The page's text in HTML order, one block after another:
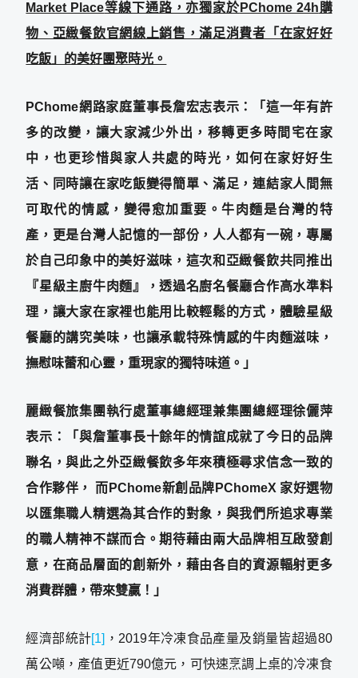
Market Place等線下通路，亦獨家於 PChome 24h購
物、亞緻餐飲官網線上銷售，滿足消費者「在家好好
吃飯」的美好團聚時光。
PChome網路家庭董事長詹宏志表示：「這一年有許
多的改變，讓大家減少外出，移轉更多時間宅在家
中，也更珍惜與家人共處的時光，如何在家好好生
活、同時讓在家吃飯變得簡單、滿足，連結家人間無
可取代的情感，變得愈加重要。牛肉麵是台灣的特
產，更是台灣人記憶的一部份，人人都有一碗，專屬
於自己印象中的美好滋味，這次和亞緻餐飲共同推出
『星級主廚牛肉麵』，透過名廚名餐廳合作高水準料
理，讓大家在家裡也能用比較輕鬆的方式，體驗星級
餐廳的講究美味，也讓承載特殊情感的牛肉麵滋味，
撫慰味蕾和心靈，重現家的獨特味道。」
麗緻餐旅集團執行處董事總經理兼集團總經理徐儷萍
表示：「與詹董事長十餘年的情誼成就了今日的品牌
聯名，與此之外亞緻餐飲多年來積極尋求信念一致的
合作夥伴，
而 PChome新創品牌 PChomeX 家好選物
以匯集職人精選為其合作的對象，與我們所追求專業
的職人精神不謀而合。期待藉由兩大品牌相互啟發創
意，在商品層面的創新外，藉由各自的資源輻射更多
消費群體，帶來雙贏！」
經濟部統計 [1]
，2019年冷凍食品產量及銷量皆超過80
萬公噸，產值更近790億元，可快速烹調上桌的冷凍食